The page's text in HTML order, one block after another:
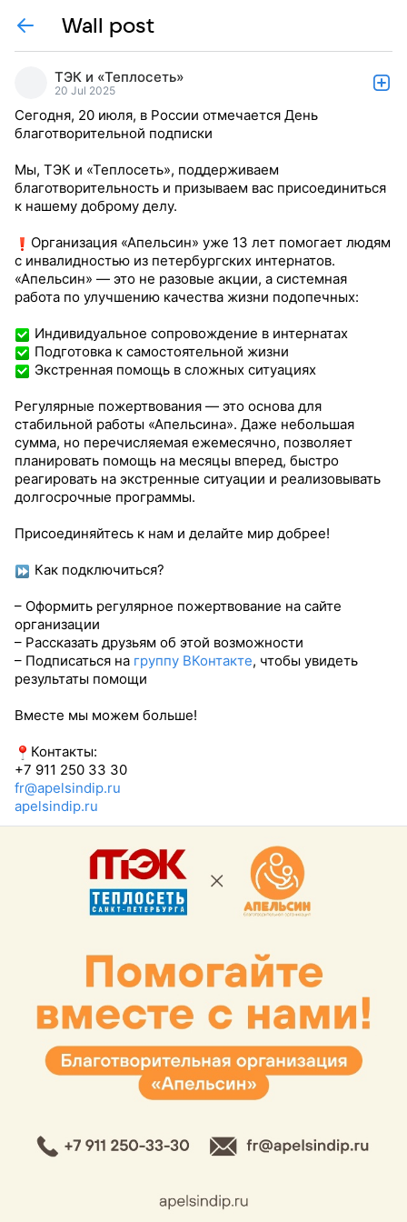
Wall post
ТЭК и «Теплосеть»
20 Jul 2025
Сегодня, 20 июля, в России отмечается День
благотворительной подписки
Мы, ТЭК и «Теплосеть», поддерживаем
благотворительность и призываем вас присоединиться
к нашему доброму делу.
Организация «Апельсин» уже 13 лет помогает людям
с инвалидностью из петербургских интернатов.
«Апельсин» — это не разовые акции, а системная
работа по улучшению качества жизни подопечных:
Индивидуальное сопровождение в интернатах
Подготовка к самостоятельной жизни
Экстренная помощь в сложных ситуациях
Регулярные пожертвования — это основа для
стабильной работы «Апельсина». Даже небольшая
сумма, но перечисляемая ежемесячно, позволяет
планировать помощь на месяцы вперед, быстро
реагировать на экстренные ситуации и реализовывать
долгосрочные программы.
Присоединяйтесь к нам и делайте мир добрее!
Как подключиться?
– Оформить регулярное пожертвование на сайте
организации
– Рассказать друзьям об этой возможности
– Подписаться на группу ВКонтакте, чтобы увидеть
результаты помощи
Вместе мы можем больше!
Контакты:
+7 911 250 33 30
fr@apelsindip.ru
apelsindip.ru